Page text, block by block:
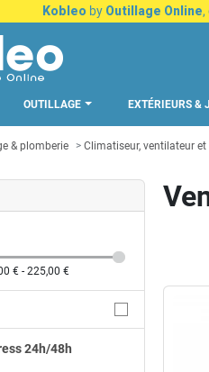
Kobleo by Outillage Online
OUTILLAGE EXTÉRIEURS &
& plomberie Climatiseur, ventilateur
€ - 225,00 €
24h/48h